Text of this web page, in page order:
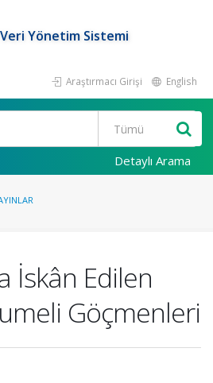
Yönetim Sistemi
Araştırmacı Girişi English
Detaylı Arama
İskân Edilen
Göçmenleri